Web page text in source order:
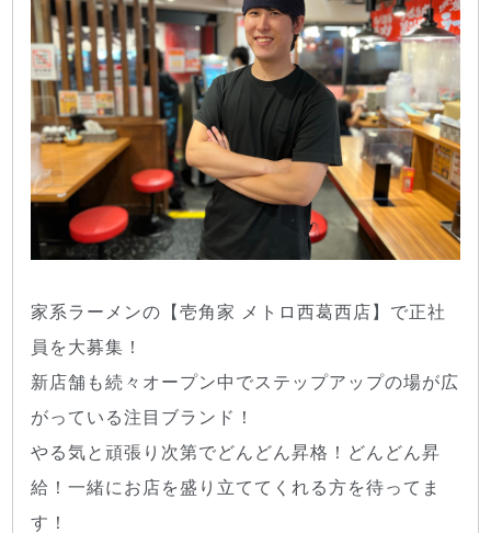
家系ラーメンの【壱角家 メトロ西葛西店】で正社
員を大募集！
新店舗も続々オープン中でステップアップの場が広
がっている注目ブランド！
やる気と頑張り次第でどんどん昇格！どんどん昇
給！一緒にお店を盛り立ててくれる方を待ってま
す！